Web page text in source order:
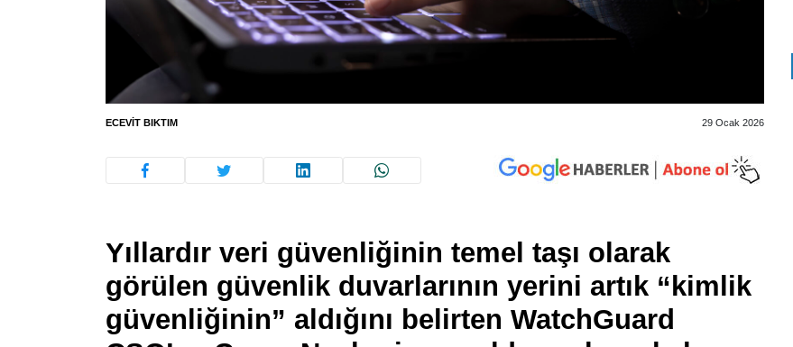
ECEVIT BIKTIM 29 Ocak 2026
Yıllardır veri güvenliğinin temel taşı olarak
görülen güvenlik duvarlarının yerini artık “kimlik
güvenliğinin” aldığını belirten WatchGuard